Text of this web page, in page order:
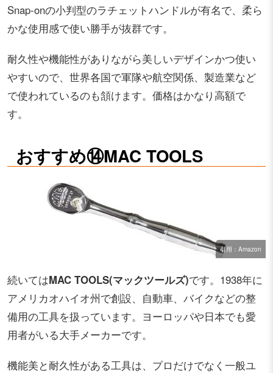
Snap-onの小判型のラチェットハンドルが有名で、柔ら
かな使用感で使い勝手が抜群です。
耐久性や機能性がありながら美しいデザインかつ使い
やすいので、世界各国で軍隊や航空関係、製造業など
で使われているのも頷けます。価格はかなり高額で
す。
おすすめ⑭MAC TOOLS
引用：Amazon
続いてはMAC TOOLS(マックツールズ)です。1938年に
アメリカオハイオ州で創設、自動車、バイクなどの整
備用の工具を扱っています。ヨーロッパや日本でも愛
用者がいる大手メーカーです。
機能美と耐久性がある工具は、プロだけでなく一般ユ